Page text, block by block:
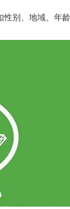
别、地域、年